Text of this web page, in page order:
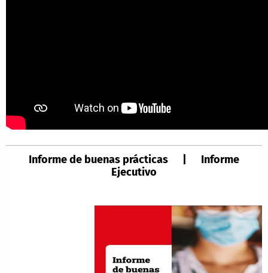
Informe de buenas prácticas | Informe
Ejecutivo